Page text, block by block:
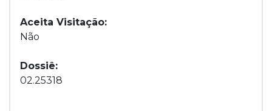
Aceita Visitação:
Não
Dossiê:
02.25318